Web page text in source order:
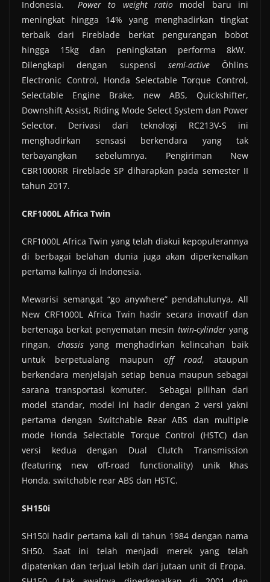
Indonesia. Power to weight ratiomodel baru ini
meningkat hingga 14% yang menghadirkan tingkat
terbaik dari Fireblade berkat pengurangan bobot
hingga 15kg dan peningkatan performa 8kW.
Dilengkapi dengan suspensi semi-activeÖhlins
Electronic Control, Honda Selectable Torque Control,
Selectable Engine Brake, new ABS, Quickshifter,
Downshift Assist, Riding Mode Select System dan Power
Selector. Derivasi dari teknologi RC213V-S ini
menghadirkan sensasi berkendara yang tak
terbayangkan sebelumnya. Pengiriman New
CBR1000RR Fireblade SP diharapkan pada semester II
tahun 2017.
CRF1000L Africa Twin
CRF1000L Africa Twin yang telah diakui kepopulerannya
di berbagai belahan dunia juga akan diperkenalkan
pertama kalinya di Indonesia.
Mewarisi semangat “go anywhere” pendahulunya, All
New CRF1000L Africa Twin hadir secara inovatif dan
bertenaga berkat penyematan mesin twin-cylinderyang
ringan, chassisyang menghadirkan kelincahan baik
untuk berpetualang maupun off road, ataupun
berkendara menjelajah setiap benua maupun sebagai
sarana transportasi komuter. Sebagai pilihan dari
model standar, model ini hadir dengan 2 versi yakni
pertama dengan Switchable Rear ABS dan multiple
mode Honda Selectable Torque Control (HSTC) dan
versi kedua dengan Dual Clutch Transmission
(featuring new off-road functionality) unik khas
Honda, switchable rear ABS dan HSTC.
SH150i
SH150i hadir pertama kali di tahun 1984 dengan nama
SH50. Saat ini telah menjadi merek yang telah
dipatenkan dan terjual lebih dari jutaan unit di Eropa.